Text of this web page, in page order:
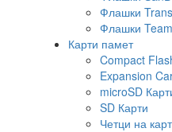
Флашки
Флашки
Карти памет
Compact
Expansion
microSD
SD Карти
Четци на